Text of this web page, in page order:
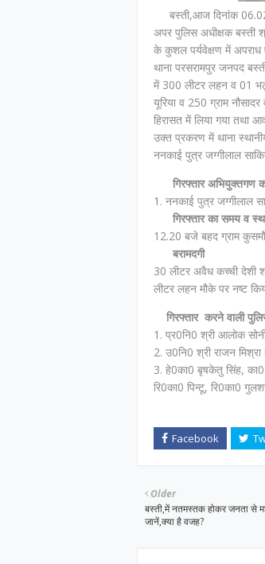
बस्ती,आज दिनांक
अपर पुलिस अधीक्षक बस्ती
के कुशल पर्यवेक्षण में अपराध
थाना परसरामपुर जनपद
में 300 लीटर लहन व 01
यूरिया व 250 ग्राम
हिरासत में लिया गया तथा
उक्त प्रकरण में थाना
ननकाई पुत्र जग्गीलाल
गिरफ्तार अभियुक्तगण
1. ननकाई पुत्र जग्गीलाल
गिरफ्तार का समय व
12.20 बजे बहद ग्राम
बरामदगी
30 लीटर अवैध कच्ची देशी
लीटर लहन मौके पर नष्ट
गिरफ्तार करने वाली
1. प्र0नि0 श्री आलोक
2. उ0नि0 श्री राजन
3. हे0का0 बृषकेतु सिंह, का0
रि0का0 पिन्टू, रि0का0
Older
बस्ती,में नतमस्तक होकर जनता से
जानें,क्या है वजह?